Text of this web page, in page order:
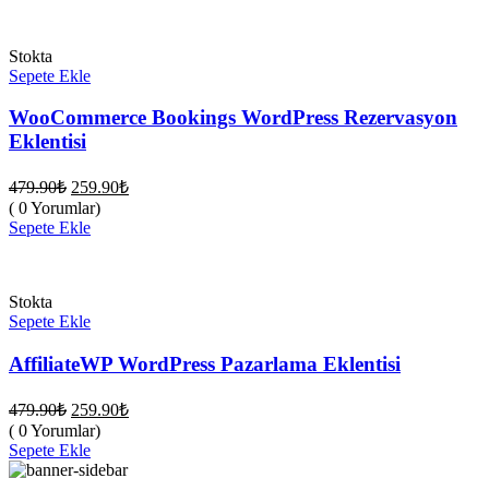
Stokta
Sepete Ekle
WooCommerce Bookings WordPress Rezervasyon
Eklentisi
479.90₺ Orijinal
fiyat:
479.90₺.
259.90₺Şu
( 0 Yorumlar)
Sepete Ekle
Stokta
Sepete Ekle
AffiliateWP WordPress Pazarlama Eklentisi
479.90₺ Orijinal
fiyat:
479.90₺.
259.90₺Şu
259.90₺.
( 0 Yorumlar)
Sepete Ekle